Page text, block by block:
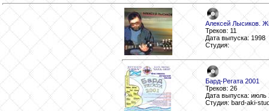
Алексей Лысиков.
Треков: 11
Дата выпуска: 1998
Студия:
Бард-Регата 2001
Треков: 26
Дата выпуска: июль
Студия: bard-aki-